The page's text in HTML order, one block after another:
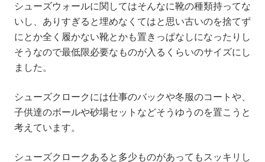
シューズウォールに関してはそんなに靴の種類持ってな
いし、ありすぎると埋めなくてはと思い古いのを捨てず
にとか全く履かない靴とかも置きっぱなしになったりし
そうなので最低限必要なものが入るくらいのサイズにし
ました。
シューズクロークには仕事のバックや冬服のコートや、
子供達のボールや砂場セットなどそうゆうのを置こうと
考えています。
シューズクロークあると多少ものがあってもスッキリし